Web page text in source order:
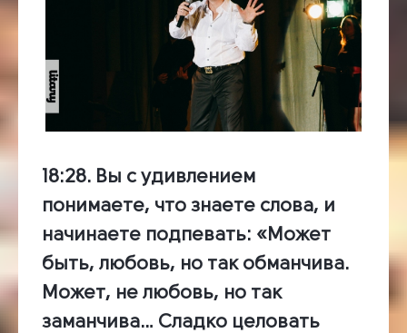
18:28. Вы с удивлением
понимаете, что знаете слова, и
начинаете подпевать: «Может
быть, любовь, но так обманчива.
Может, не любовь, но так
заманчива… Сладко целовать